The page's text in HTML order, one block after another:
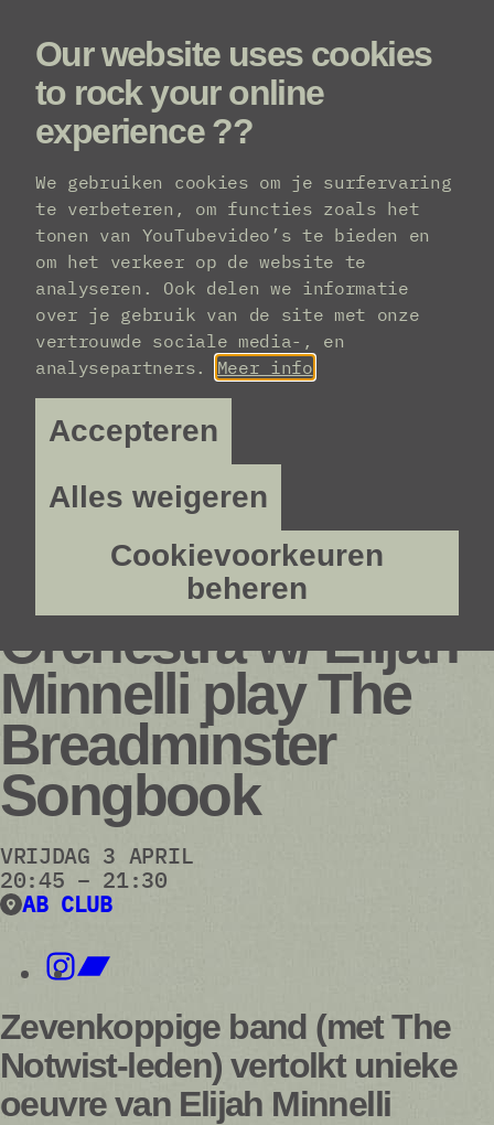
Menu
audioplayer.listen
The Alien Dub
Orchestra w/ Elijah
Minnelli play The
Breadminster
Songbook
VRIJDAG 3 APRIL
20:45 – 21:30
AB CLUB
Zevenkoppige band (met The
Notwist-leden) vertolkt unieke
oeuvre van Elijah Minnelli
Our website uses cookies
to rock your online
experience ??
We gebruiken cookies om je surfervaring
te verbeteren, om functies zoals het
tonen van YouTubevideo’s te bieden en
om het verkeer op de website te
analyseren. Ook delen we informatie
over je gebruik van de site met onze
vertrouwde sociale media-, en
analysepartners. Meer info
Accepteren
Alles weigeren
Cookievoorkeuren
beheren